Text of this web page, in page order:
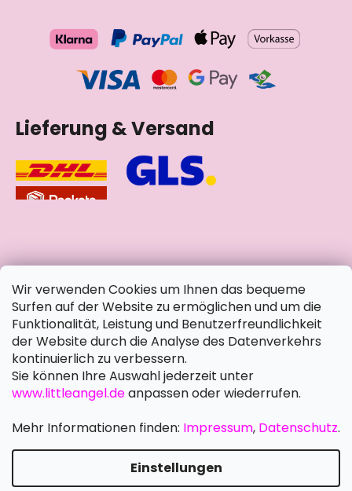
Wir verwenden Cookies um Ihnen das bequeme
Surfen auf der Website zu ermöglichen und um die
Funktionalität, Leistung und Benutzerfreundlichkeit
der Website durch die Analyse des Datenverkehrs
kontinuierlich zu verbessern.
Sie können Ihre Auswahl jederzeit unter
www.littleangel.deanpassen oder wiederrufen.
Mehr Informationen finden: Impressum, Datenschutz.
Einstellungen
Lieferung & Versand
soziale Netzwerke
Erstellt von Shoptet Premium